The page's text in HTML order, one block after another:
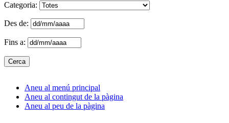
Categoria:
Des de:
Fins a:
Aneu al menú principal
Aneu al contingut de la pàgina
Aneu al peu de la pàgina